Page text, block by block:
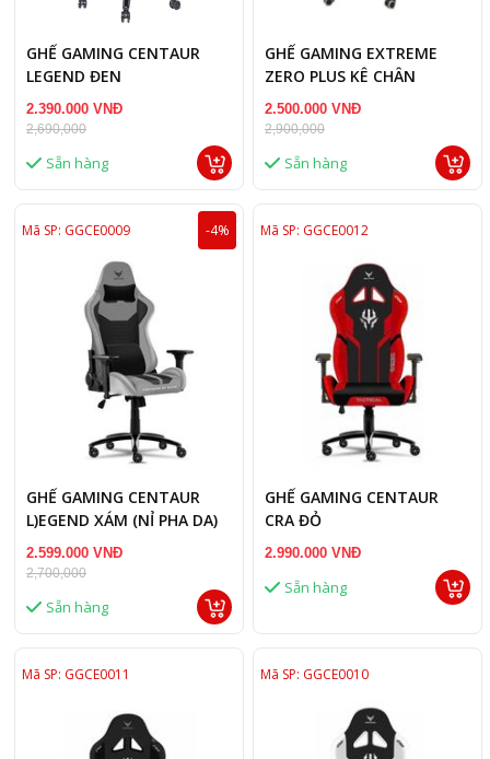
GHẾ GAMING CENTAUR
LEGEND ĐEN
2.390.000 VNĐ
2,690,000
Sẵn hàng
GHẾ GAMING EXTREME
ZERO PLUS KÊ CHÂN
TRẮNG
2.500.000 VNĐ
2,900,000
Sẵn hàng
Mã SP: GGCE0009 -4%
GHẾ GAMING CENTAUR
L)EGEND XÁM (NỈ PHA DA)
2.599.000 VNĐ
2,700,000
Sẵn hàng
Mã SP: GGCE0012
GHẾ GAMING CENTAUR
CRA ĐỎ
2.990.000 VNĐ
Sẵn hàng
Mã SP: GGCE0011 Mã SP: GGCE0010